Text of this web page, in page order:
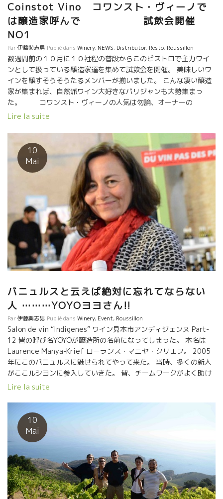
クターストップで飲んではいけないのに、一本開けて軽く飲みな
がら色々話して来た。 バニュルスの大好きなワ
イン Le Casot des Mailloles ル・カゾ・デ・マイヨルのロゼ
を開けた。 いやあー、美味しかった。 夜も遅くなって流石に、ラ
フィット親子も疲れてきたので、壁にエドアードがサインして終
わりにした。 ありがとう！宗像さん！今回、スケジュー
ルが詰まっているので逢えるか、チョット心配だった。 逢えて嬉
しかった。最後のシェフのシメ特性パスタは最高でした！ 感
謝！
Coinstot Vino コワンスト・ヴィーノで
は醸造家呼んで 試飲会開催
NO1
Par伊藤與志男 Publié dans Winery, NEWS, Distributor, Resto, Roussillon
数週間前の１０月に１０社程の普段からこのビストロで主力ワイ
ンとして扱っている醸造家達を集めて試飲会を開催。 美味しいワ
インを醸すそうそうたるメンバーが揃いました。 こんな凄い醸造
家が集まれば、自然派ワイン大好きなパリジャンも大勢集まっ
た。 コワンスト・ヴィーノの人気は勿論、オーナーの
Guillaumeギヨムのワインの選別眼による。 それと、あのケヴィ
ルアップしている。 この二人が合体してからはサーヴィスにも心
地よい効果が出ている。 勢いのギヨム。静かなケビン。最近のコ
ワンスト・ヴィノには、動と静の素晴らしいバランスの空気が流
れている。 収穫、醸造が終わった１０月に皆、息抜きも
含めてパリにやっていた醸造家達。 ★Bruno DUCHENE ブルノ・
デュシェンヌ醸造★ ルシヨン地方からはBanyulsバニュルスの９
cavesを立ち上げたリーダーのブルノ・デュシェンヌ、 バニュル
スのシスト土壌の南とは思えないほどの爽やかさを持ったワイン
を醸すブルノ・デュシェンヌ。 ★Clos Leonine クロ・レオニ
ヌ醸造★ そして、バニュルスの隣村Argelesアルジュレス村から
は、Leonin レオニン醸造のステファン・モラン ２００５年に醸造
所立ち上げた。花崗岩土壌からセミ・マセラッション・カルボニ
ック醸造で醸す軽快で爽やかさなワインを醸す。もう一つのパッ
Bout du Monde ル・ブー・デュ・モンド醸造★ 同じくルシヨン地
方の山からは、Le Bout du Monde ル・ブー・デュ・モンド醸造
のエドワード・ラフィットも来ていた。 ローヌのカーヴ・エステ
ザルグ農業組合にて醸造長を経験して、師匠のジャン・フランソ
ワ・ニックを追って2005年にルシオン地方にやって来た。典型的
な自然派ワインの果実味が全面にでた飲みやすいワイン醸す。
★Domaine du Possible ドメーヌ・デュ・ポッシブル
醸造★ ルシヨン地方の山の上に畑。エドワード・ラフィットと元
農協の建物を共有するロイック・ルール。シスト、グネス土壌か
ら超自然な造りからスーット体に入っていく美味しいワインを醸
Lire la suite
10
Mai
バニュルスと云えば絶対に忘れてならない
人 ………YOYOヨヨさん!!
Par伊藤與志男 Publié dans Winery, Event, Roussillon
Salon de vin “Indigenes” ワイン見本市アンディジェンヌ Part-
12 皆の呼び名YOYOが醸造所の名前になってしまった。 本名は
Laurence Manya-Krief ローランス・マニヤ・クリエフ。 2005
年にこのバニュルスに魅せられてやって来た。 当時、多くの新人
がここルシヨンに参入していきた。 皆、チームワークがよく助け
合いながら伸びてきた。 全員が、醸造はフラール・ルージュのジ
そして、先生役のジャン・フランソワ・ニックがいた。 YOYOの
ハートは動いていた、と云うより決定していた。 その時、自分の
家とジャン・フランソワの家との距離が31kmだった。 その数年
後、 愛に碇を下ろして不動になった。 強烈な情熱を持った女性
だ。 YOYOのワインはエモーションが伝わってくる。 ジャン・フ
ランソワ・ニックと一緒になってからは特にエモーションが深く
強くなった。 OYOの畑はバニュルスの山側の北斜面に面してい
る。だから葡萄が熟して酸が残せる。 今日の試飲では、この二つ
ワインが群を抜いて美味しくエモーショナルだった。 ★LA
Lire la suite
10
Mai